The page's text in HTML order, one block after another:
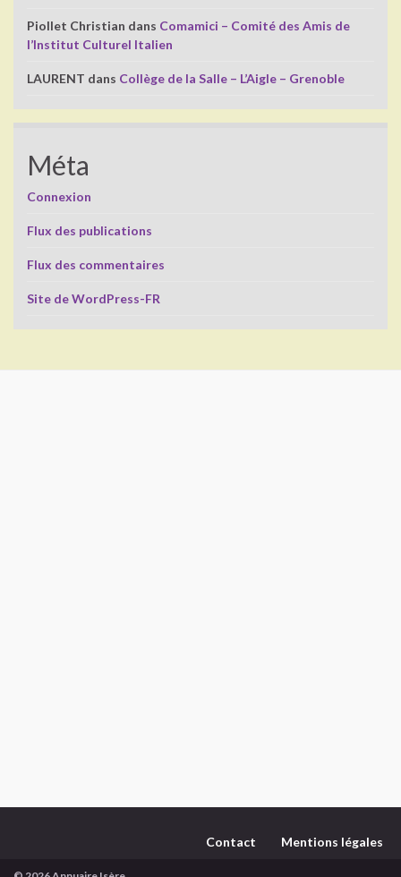
Piollet Christian dans Comamici – Comité des Amis de
l’Institut Culturel Italien
LAURENT dans Collège de la Salle – L’Aigle – Grenoble
Méta
Connexion
Flux des publications
Flux des commentaires
Site de WordPress-FR
Contact Mentions légales